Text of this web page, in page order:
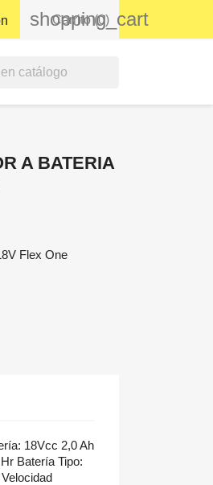
shopping_cart
Carrito (0)
A BATERIA
Flex One
18Vcc 2,0 Ah
Batería Tipo: